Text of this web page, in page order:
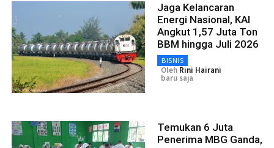
Jaga Kelancaran
Energi Nasional, KAI
Angkut 1,57 Juta Ton
BBM hingga Juli 2026
BISNIS
Oleh Rini Hairani
baru saja
Temukan 6 Juta
Penerima MBG Ganda,